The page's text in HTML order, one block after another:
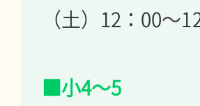
（土）12：00～
■小4～5